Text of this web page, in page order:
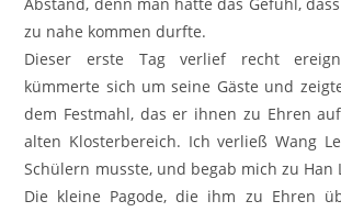
zu nahe kommen durfte.
Dieser erste Tag verlief recht
kümmerte sich um seine Gäste und
dem Festmahl, das er ihnen zu Ehren
alten Klosterbereich. Ich verließ Wang
Schülern musste, und begab mich zu Han
Die kleine Pagode, die ihm zu Ehren